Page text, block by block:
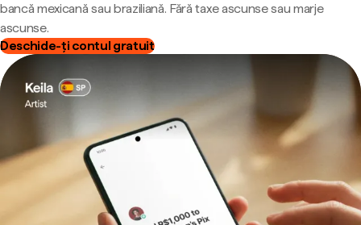
bancă mexicană sau braziliană. Fără taxe ascunse sau marje
ascunse.
Deschide-ți contul gratuit